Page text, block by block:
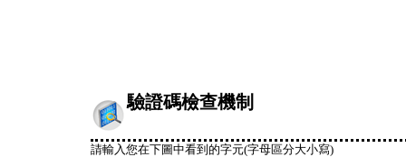
驗證碼檢查機制
請輸入您在下圖中看到的字元(字母區分大小寫)